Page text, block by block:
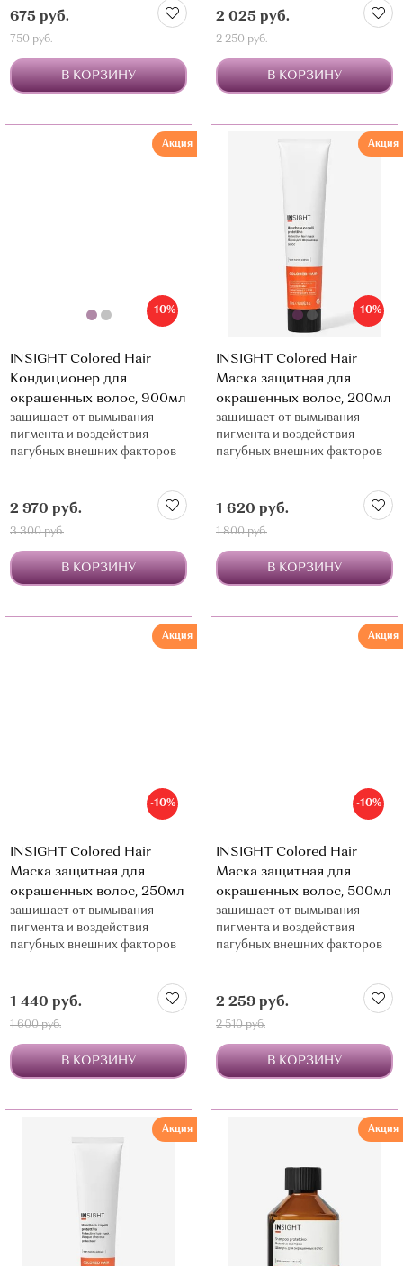
675 руб.
750 руб.
В КОРЗИНУ
2 025 руб.
2 250 руб.
В КОРЗИНУ
-10%
Акция
INSIGHT Colored Hair
Кондиционер для
окрашенных волос, 900мл
защищает от вымывания
пигмента и воздействия
пагубных внешних факторов
2 970 руб.
3 300 руб.
В КОРЗИНУ
-10%
Акция
INSIGHT Colored Hair
Маска защитная для
окрашенных волос, 200мл
защищает от вымывания
пигмента и воздействия
пагубных внешних факторов
1 620 руб.
1 800 руб.
В КОРЗИНУ
-10%
Акция
INSIGHT Colored Hair
Маска защитная для
окрашенных волос, 250мл
защищает от вымывания
пигмента и воздействия
пагубных внешних факторов
1 440 руб.
1 600 руб.
В КОРЗИНУ
-10%
Акция
INSIGHT Colored Hair
Маска защитная для
окрашенных волос, 500мл
защищает от вымывания
пигмента и воздействия
пагубных внешних факторов
2 259 руб.
2 510 руб.
В КОРЗИНУ
Акция Акция